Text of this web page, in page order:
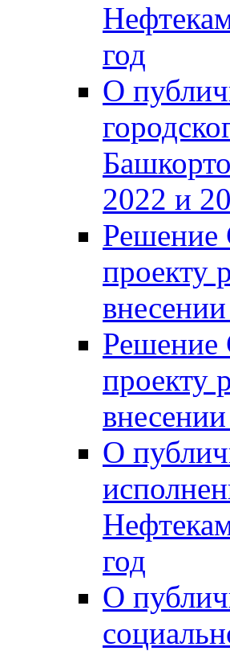
год
О
2022 и
Решение
проекту
Решение
проекту
О
год
О